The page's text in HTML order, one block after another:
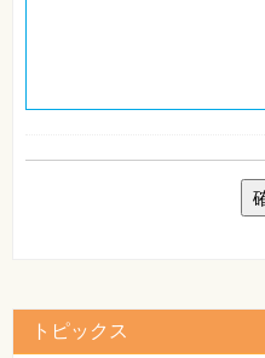
ー
特
トピックス